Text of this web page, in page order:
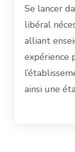
Se lancer
libéral
alliant
expérience
ainsi une